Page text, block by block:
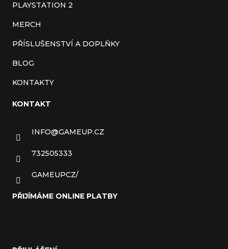
PLAYSTATION 2
MERCH
PŘÍSLUŠENSTVÍ A DOPLŇKY
BLOG
KONTAKTY
KONTAKT
INFO@GAMEUP.CZ
732505333
GAMEUPCZ/
PŘIJÍMÁME ONLINE PLATBY